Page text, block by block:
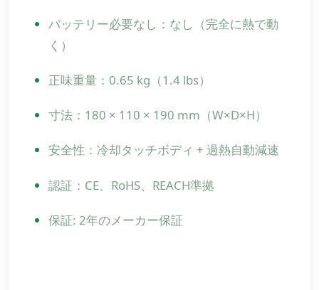
バッテリー必要なし：なし（完全に熱で動
く）
正味重量：0.65 kg（1.4 lbs）
寸法：180 × 110 × 190 mm（W×D×H）
安全性：冷却タッチボディ + 過熱自動減速
認証：CE、RoHS、REACH準拠
保証: 2年のメーカー保証